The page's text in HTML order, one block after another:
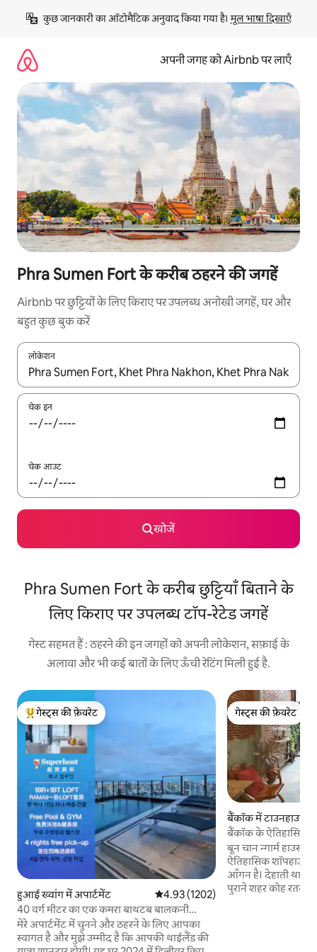
छोड़कर
कॉन्टेंट
कुछ जानकारी का ऑटोमैटिक अनुवाद किया गया है। मूल भाषा दिखाएँ
अपनी जगह को Airbnb पर लाएँ
Phra Sumen Fort के करीब ठहरने की जगहें
Airbnb पर छुट्टियों के लिए किराए पर उपलब्ध अनोखी जगहें, घर और
बहुत कुछ बुक करें
लोकेशन
नतीजों के उपलब्ध होने पर, अप और डाउन 'ऐरो की' का इस्तेमाल करके नेविगेट
चेक इन
चेक आउट
खोजें
Phra Sumen Fort के करीब छुट्टियाँ बिताने के
लिए किराए पर उपलब्ध टॉप-रेटेड जगहें
गेस्ट सहमत हैं : ठहरने की इन जगहों को अपनी लोकेशन, सफ़ाई के
अलावा और भी कई बातों के लिए ऊँची रेटिंग मिली हुई है.
गेस्ट्स का टॉप फ़ेवरेट
गेस्ट्स की फ़ेवरेट
हुआई ख्वांग में अपार्टमेंट औसत रेटिंग 5 में से 4.93, 1202 समीक्षाएँ
4.93 (1202)
40 वर्ग मीटर का एक कमरा बाथटब बालकनी
LOFT-D4 / 3 लोगों के लिए / रूफ़टॉप पूल / RCA
के पास / रेलवे नाइट मार्केट के पास / टोंगलोर के
मेरे अपार्टमेंट में चुनने और ठहरने के लिए आपका
स्वागत है और मुझे उम्मीद है कि आपकी थाईलैंड की
गेस्ट्स की फ़ेवरेट
गेस्ट्स की फ़ेवरेट
बैंकॉक में टाउनहाउस
बैंकॉक के ऐतिहासिक
हेरिटेज शॉपहाउस
बून चान न्गार्म हाउस
ऐतिहासिक शॉपहाउस,
आँगन है। देहाती थाई
पुराने शहर कोह रतना